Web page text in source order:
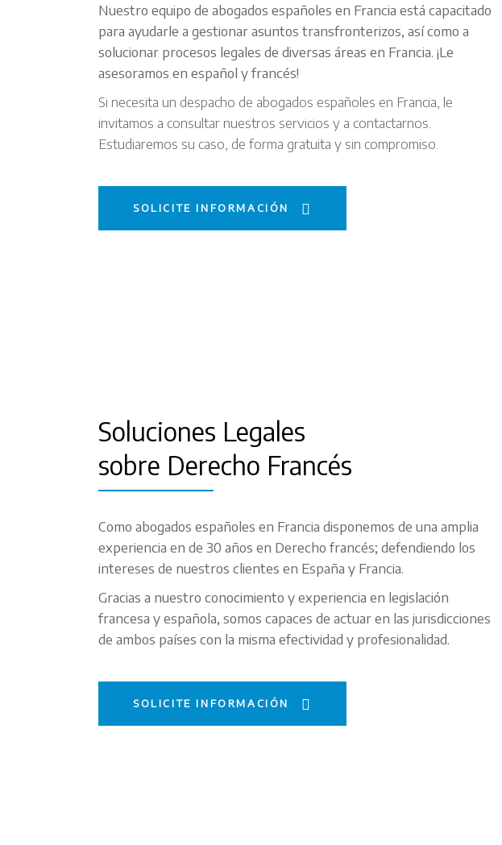
Nuestro equipo de abogados españoles en Francia está capacitado
para ayudarle a gestionar asuntos transfronterizos, así como a
solucionar procesos legales de diversas áreas en Francia. ¡Le
asesoramos en español y francés!
Si necesita un despacho de abogados españoles en Francia, le
invitamos a consultar nuestros servicios y a contactarnos.
Estudiaremos su caso, de forma gratuita y sin compromiso.
SOLICITE INFORMACIÓN
Soluciones Legales
sobre Derecho Francés
Como abogados españoles en Francia disponemos de una amplia
experiencia en de 30 años en Derecho francés; defendiendo los
intereses de nuestros clientes en España y Francia.
Gracias a nuestro conocimiento y experiencia en legislación
francesa y española, somos capaces de actuar en las jurisdicciones
de ambos países con la misma efectividad y profesionalidad.
SOLICITE INFORMACIÓN